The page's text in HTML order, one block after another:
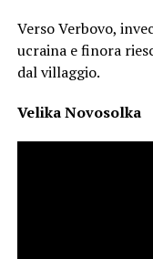
Verso Verbovo,
ucraina e finora
dal villaggio.
Velika Novosolka